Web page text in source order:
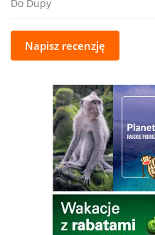
Do Dupy
Napisz recenzję